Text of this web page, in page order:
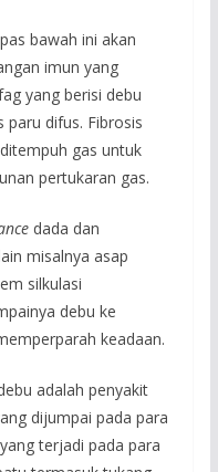
bawah ini akan
imun yang
yang berisi debu
paru difus. Fibrosis
gas untuk
pertukaran gas.
dada dan
misalnya asap
silkulasi
debu ke
keadaan.
adalah penyakit
dijumpai pada para
terjadi pada para